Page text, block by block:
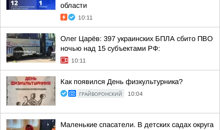
области
10:11
Олег Царёв: 397 украинских БПЛА сбито ПВО
ночью над 15 субъектами РФ:
10:11
Как появился День физкультурника?
ГРАЙВОРОНСКИЙ 10:04
Маленькие спасатели. В детских садах округа